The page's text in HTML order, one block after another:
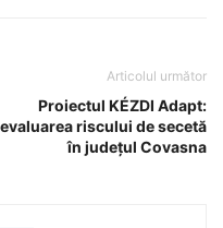
Articolul următor
Proiectul KÉZDI Adapt:
evaluarea riscului de secetă
în județul Covasna